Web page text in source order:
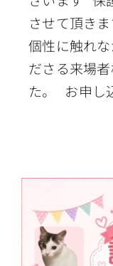
させて頂き
個性に触れ
ださる来場
た。 お申し